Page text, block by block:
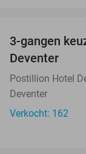
3-gangen
Deventer
Postillion Hotel
Deventer
Verkocht: 162